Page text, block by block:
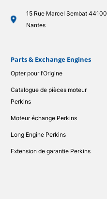
Parts & Exchange Engines
Opter pour l’Origine
Catalogue de pièces moteur
Perkins
Moteur échange Perkins
Long Engine Perkins
Extension de garantie Perkins
15 Rue Marcel Sembat 44100
Nantes